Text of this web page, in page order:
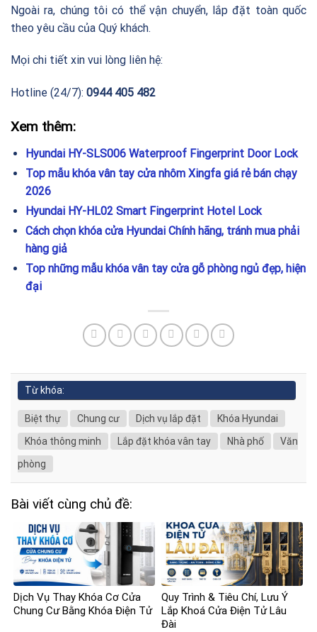
Ngoài ra, chúng tôi có thể vận chuyển, lắp đặt toàn quốc
theo yêu cầu của Quý khách.
Mọi chi tiết xin vui lòng liên hệ:
Hotline (24/7): 0944 405 482
Xem thêm:
Hyundai HY-SLS006 Waterproof Fingerprint Door Lock
Top mẫu khóa vân tay cửa nhôm Xingfa giá rẻ bán chạy
2026
Hyundai HY-HL02 Smart Fingerprint Hotel Lock
Cách chọn khóa cửa Hyundai Chính hãng, tránh mua phải
hàng giả
Top những mẫu khóa vân tay cửa gỗ phòng ngủ đẹp, hiện
đại
Từ khóa:
Biệt thự Chung cư Dịch vụ lắp đặt
Khóa Hyundai
Khóa thông minh
Lắp đặt khóa vân tay Nhà phố
Văn
phòng
Bài viết cùng chủ đề:
Dịch Vụ Thay Khóa Cơ Cửa
Chung Cư Bằng Khóa Điện Tử
Quy Trình & Tiêu Chí, Lưu Ý
Lắp Khoá Cửa Điện Tử Lâu
Đài